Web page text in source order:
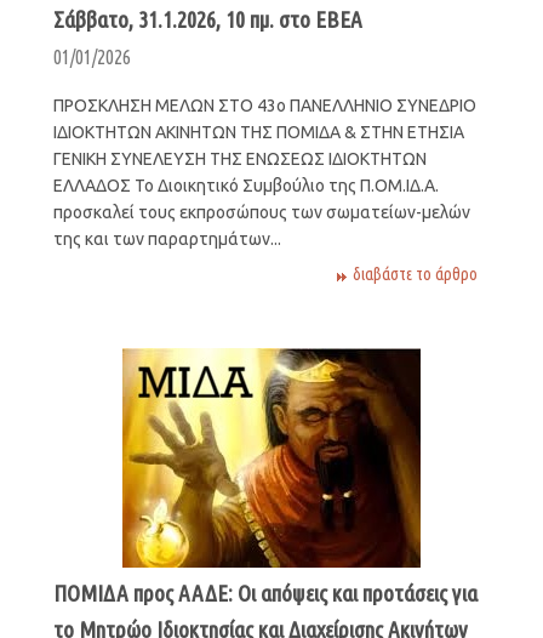
Σάββατο, 31.1.2026, 10 πμ. στο ΕΒΕΑ
01/01/2026
ΠΡΟΣΚΛΗΣΗ ΜΕΛΩΝ ΣΤΟ 43ο ΠΑΝΕΛΛΗΝΙΟ ΣΥΝΕΔΡΙΟ
ΙΔΙΟΚΤΗΤΩΝ ΑΚΙΝΗΤΩΝ ΤΗΣ ΠΟΜΙΔΑ & ΣΤΗΝ ΕΤΗΣΙΑ
ΓΕΝΙΚΗ ΣΥΝΕΛΕΥΣΗ ΤΗΣ ΕΝΩΣΕΩΣ ΙΔΙΟΚΤΗΤΩΝ
ΕΛΛΑΔΟΣ Το Διοικητικό Συμβούλιο της Π.ΟΜ.ΙΔ.Α.
προσκαλεί τους εκπροσώπους των σωματείων-μελών
της και των παραρτημάτων...
διαβάστε το άρθρο
ΠΟΜΙΔΑ προς ΑΑΔΕ: Οι απόψεις και προτάσεις για
το Μητρώο Ιδιοκτησίας και Διαχείρισης Ακινήτων